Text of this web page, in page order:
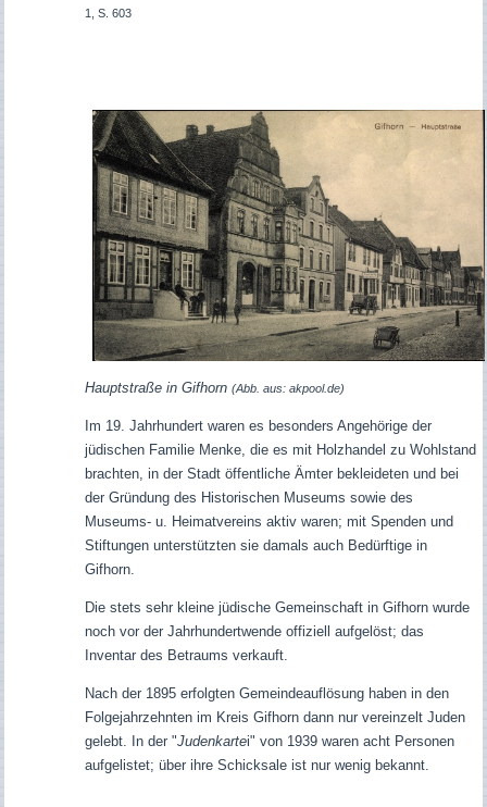
1, S. 603
Hauptstraße in Gifhorn (Abb. aus: akpool.de)
Im 19. Jahrhundert waren es besonders Angehörige der
jüdischen Familie Menke, die es mit Holzhandel zu Wohlstand
brachten, in der Stadt öffentliche Ämter bekleideten und bei
der Gründung des Historischen Museums sowie des
Museums- u. Heimatvereins aktiv waren; mit Spenden und
Stiftungen unterstützten sie damals auch Bedürftige in
Gifhorn.
Die stets sehr kleine jüdische Gemeinschaft in Gifhorn wurde
noch vor der Jahrhundertwende offiziell aufgelöst; das
Inventar des Betraums verkauft.
Nach der 1895 erfolgten Gemeindeauflösung haben in den
Folgejahrzehnten im Kreis Gifhorn dann nur vereinzelt Juden
gelebt. In der "Judenkartei" von 1939 waren acht Personen
aufgelistet; über ihre Schicksale ist nur wenig bekannt.